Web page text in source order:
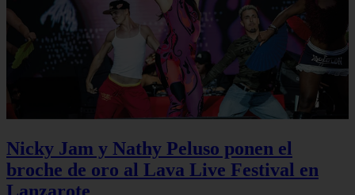
Nicky Jam y Nathy Peluso ponen el
broche de oro al Lava Live Festival en